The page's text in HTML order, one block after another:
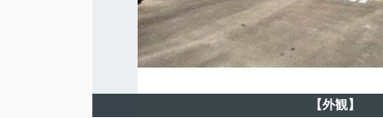
【外観】